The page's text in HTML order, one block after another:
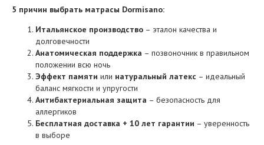
5 причин выбрать матрасы Dormisano:
Итальянское производство – эталон качества и
долговечности
Анатомическая поддержка – позвоночник в правильном
положении всю ночь
Эффект памяти или натуральный латекс – идеальный
баланс мягкости и упругости
Антибактериальная защита – безопасность для
аллергиков
Бесплатная доставка + 10 лет гарантии – уверенность
в выборе